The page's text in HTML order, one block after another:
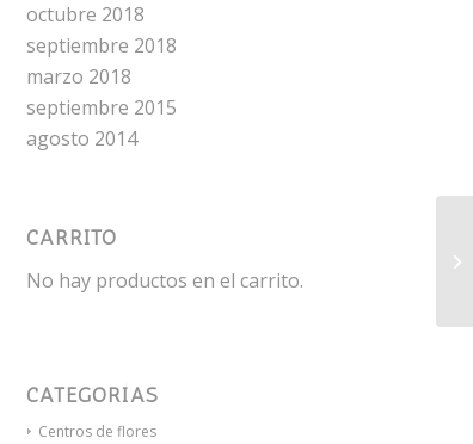
octubre 2018
septiembre 2018
marzo 2018
septiembre 2015
agosto 2014
CARRITO
No hay productos en el carrito.
CATEGORÍAS
Centros de flores